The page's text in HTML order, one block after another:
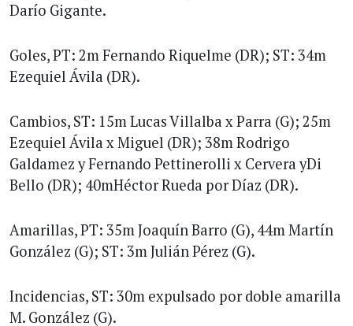
Darío Gigante.
Goles, PT: 2m Fernando Riquelme (DR); ST: 34m
Ezequiel Ávila (DR).
Cambios, ST: 15m Lucas Villalba x Parra (G); 25m
Ezequiel Ávila x Miguel (DR); 38m Rodrigo
Galdamez y Fernando Pettinerolli x Cervera yDi
Bello (DR); 40mHéctor Rueda por Díaz (DR).
Amarillas, PT: 35m Joaquín Barro (G), 44m Martín
González (G); ST: 3m Julián Pérez (G).
Incidencias, ST: 30m expulsado por doble amarilla
M. González (G).